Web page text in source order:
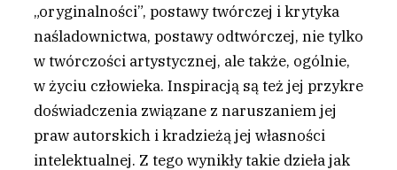
„oryginalności”, postawy twórczej i krytyka
naśladownictwa, postawy odtwórczej, nie tylko
w twórczości artystycznej, ale także, ogólnie,
w życiu człowieka. Inspiracją są też jej przykre
doświadczenia związane z naruszaniem jej
praw autorskich i kradzieżą jej własności
intelektualnej. Z tego wynikły takie dzieła jak